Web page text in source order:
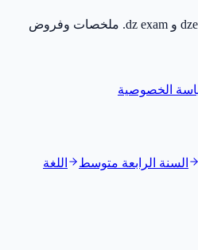
المصدر الأول للنجاح في dzexams و dz exam. ملخصات وفروض
الخصوصية
السنة الرابعة متوسط
اللغة